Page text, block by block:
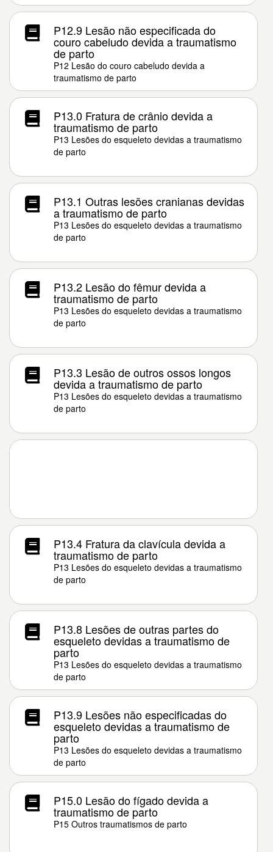
P12.9 Lesão não especificada do
couro cabeludo devida a traumatismo
de parto
P12 Lesão do couro cabeludo devida a
traumatismo de parto
P13.0 Fratura de crânio devida a
traumatismo de parto
P13 Lesões do esqueleto devidas a traumatismo
de parto
P13.1 Outras lesões cranianas devidas
a traumatismo de parto
P13 Lesões do esqueleto devidas a traumatismo
de parto
P13.2 Lesão do fêmur devida a
traumatismo de parto
P13 Lesões do esqueleto devidas a traumatismo
de parto
P13.3 Lesão de outros ossos longos
devida a traumatismo de parto
P13 Lesões do esqueleto devidas a traumatismo
de parto
P13.4 Fratura da clavícula devida a
traumatismo de parto
P13 Lesões do esqueleto devidas a traumatismo
de parto
P13.8 Lesões de outras partes do
esqueleto devidas a traumatismo de
parto
P13 Lesões do esqueleto devidas a traumatismo
de parto
P13.9 Lesões não especificadas do
esqueleto devidas a traumatismo de
parto
P13 Lesões do esqueleto devidas a traumatismo
de parto
P15.0 Lesão do fígado devida a
traumatismo de parto
P15 Outros traumatismos de parto